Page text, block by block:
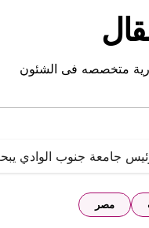
متخصصه فى الشئون
جامعة جنوب الوادي
مصر